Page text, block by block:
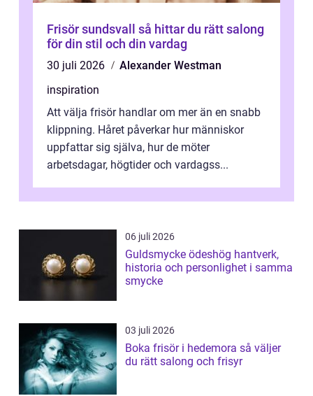
Frisör sundsvall så hittar du rätt salong
för din stil och din vardag
30 juli 2026
Alexander Westman
inspiration
Att välja frisör handlar om mer än en snabb
klippning. Håret påverkar hur människor
uppfattar sig själva, hur de möter
arbetsdagar, högtider och vardagss...
06 juli 2026
Guldsmycke ödeshög hantverk,
historia och personlighet i samma
smycke
03 juli 2026
Boka frisör i hedemora så väljer
du rätt salong och frisyr